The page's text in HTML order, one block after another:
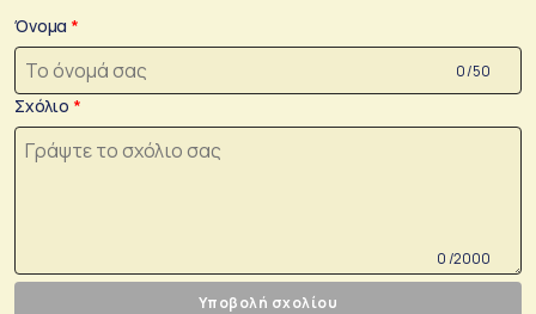
Όνομα
0 /50
Σχόλιο
0 /2000
Υποβολή σχολίου